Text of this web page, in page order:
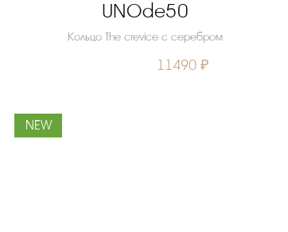
UNOde50
Кольцо The crevice с серебром
11490 ₽
NEW